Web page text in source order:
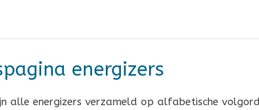
energizers
alle energizers verzameld op alfabetische